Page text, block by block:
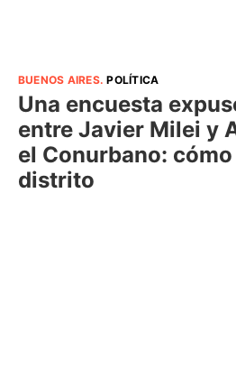
BUENOS AIRES.POLÍTICA
Una encuesta
entre Javier Milei y
el Conurbano:
distrito